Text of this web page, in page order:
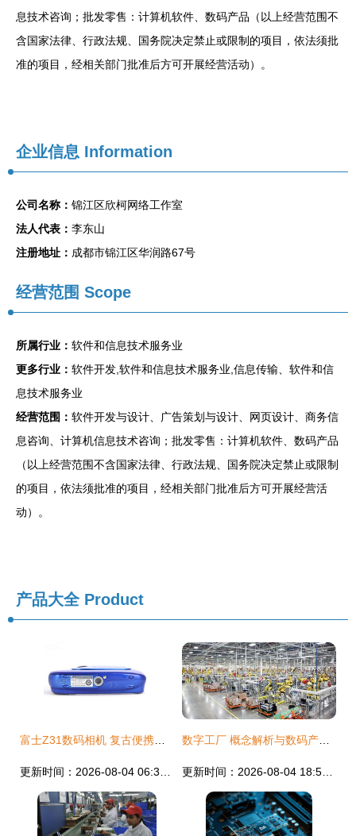
息技术咨询；批发零售：计算机软件、数码产品（以上经营范围不
含国家法律、行政法规、国务院决定禁止或限制的项目，依法须批
准的项目，经相关部门批准后方可开展经营活动）。
企业信息 Information
公司名称： 锦江区欣柯网络工作室
法人代表： 李东山
注册地址： 成都市锦江区华润路67号
经营范围 Scope
所属行业： 软件和信息技术服务业
更多行业： 软件开发,软件和信息技术服务业,信息传输、软件和信
息技术服务业
经营范围： 软件开发与设计、广告策划与设计、网页设计、商务信
息咨询、计算机信息技术咨询；批发零售：计算机软件、数码产品
（以上经营范围不含国家法律、行政法规、国务院决定禁止或限制
的项目，依法须批准的项目，经相关部门批准后方可开展经营活
动）。
产品大全Product